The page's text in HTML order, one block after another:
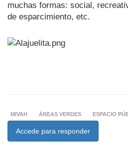
muchas formas: social,
de esparcimiento, etc.
MIVAH ÁREAS VERDES ESPACIO
Accede para responder